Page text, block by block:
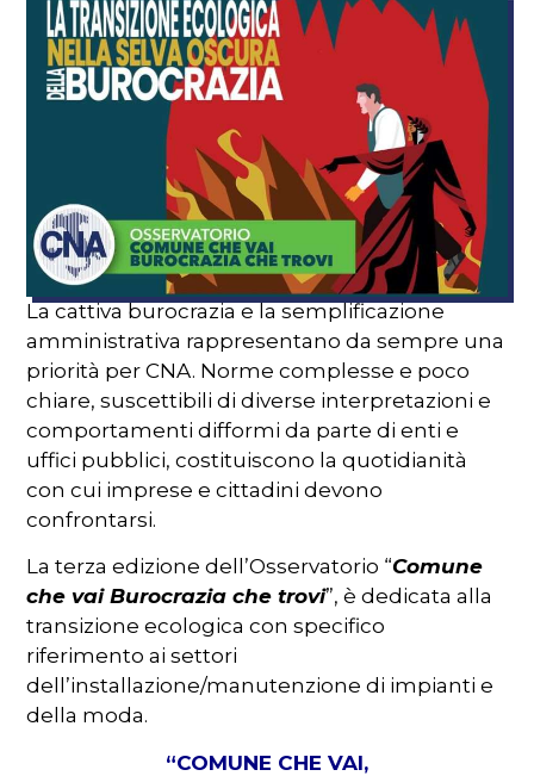
La cattiva burocrazia e la semplificazione
amministrativa rappresentano da sempre una
priorità per CNA. Norme complesse e poco
chiare, suscettibili di diverse interpretazioni e
comportamenti difformi da parte di enti e
uffici pubblici, costituiscono la quotidianità
con cui imprese e cittadini devono
confrontarsi.
La terza edizione dell’Osservatorio “Comune
che vai Burocrazia che trovi”, è dedicata alla
transizione ecologica con specifico
riferimento ai settori
dell’installazione/manutenzione di impianti e
della moda.
“COMUNE CHE VAI,